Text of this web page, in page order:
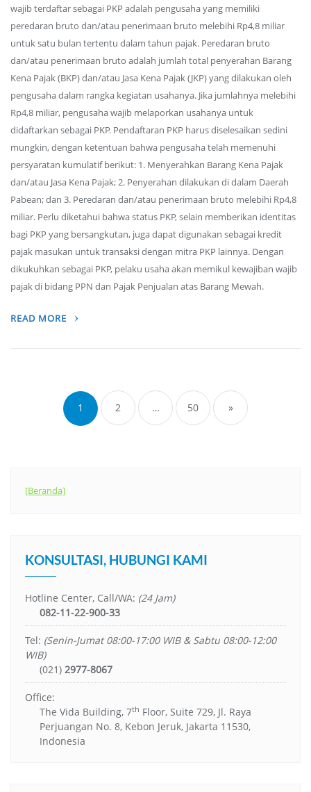
wajib terdaftar sebagai PKP adalah pengusaha yang memiliki
peredaran bruto dan/atau penerimaan bruto melebihi Rp4,8 miliar
untuk satu bulan tertentu dalam tahun pajak. Peredaran bruto
dan/atau penerimaan bruto adalah jumlah total penyerahan Barang
Kena Pajak (BKP) dan/atau Jasa Kena Pajak (JKP) yang dilakukan oleh
pengusaha dalam rangka kegiatan usahanya. Jika jumlahnya melebihi
Rp4,8 miliar, pengusaha wajib melaporkan usahanya untuk
didaftarkan sebagai PKP. Pendaftaran PKP harus diselesaikan sedini
mungkin, dengan ketentuan bahwa pengusaha telah memenuhi
persyaratan kumulatif berikut: 1. Menyerahkan Barang Kena Pajak
dan/atau Jasa Kena Pajak; 2. Penyerahan dilakukan di dalam Daerah
Pabean; dan 3. Peredaran dan/atau penerimaan bruto melebihi Rp4,8
miliar. Perlu diketahui bahwa status PKP, selain memberikan identitas
bagi PKP yang bersangkutan, juga dapat digunakan sebagai kredit
pajak masukan untuk transaksi dengan mitra PKP lainnya. Dengan
dikukuhkan sebagai PKP, pelaku usaha akan memikul kewajiban wajib
pajak di bidang PPN dan Pajak Penjualan atas Barang Mewah.
READ MORE
navigation
1 2 … 50 »
[Beranda]
KONSULTASI, HUBUNGI KAMI
Hotline Center, Call/WA: (24 Jam)
082-11-22-900-33
Tel: (Senin-Jumat 08:00-17:00 WIB & Sabtu 08:00-12:00
WIB)
(021) 2977-8067
Office:
The Vida Building, 7th Floor, Suite 729, Jl. Raya
Perjuangan No. 8, Kebon Jeruk, Jakarta 11530,
Indonesia